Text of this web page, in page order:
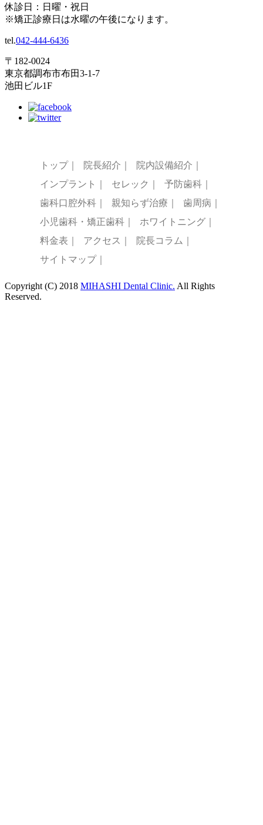
休診日：日曜・祝日
※矯正診療日は水曜の午後になります。
tel.042-444-6436
〒182-0024
東京都調布市布田3-1-7
池田ビル1F
トップ｜ 院長紹介｜
院内設備紹介｜
インプラント｜
セレック｜
予防歯科｜
歯科口腔外科｜
親知らず治療｜
歯周病｜
小児歯科・矯正歯科｜
ホワイトニング｜
料金表｜
アクセス｜
院長コラム｜
サイトマップ｜
Copyright (C) 2018 MIHASHI Dental Clinic. All Rights
Reserved.